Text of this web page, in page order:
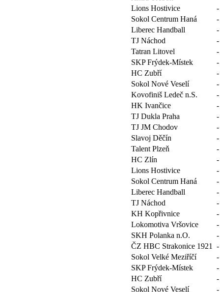
Lions Hostivice
Sokol Centrum Haná
Liberec Handball
TJ Náchod
Tatran Litovel
SKP Frýdek-Místek
HC Zubří
Sokol Nové Veselí
Kovofiniš Ledeč n.S.
HK Ivančice
TJ Dukla Praha
TJ JM Chodov
Slavoj Děčín
Talent Plzeň
HC Zlín
Lions Hostivice
Sokol Centrum Haná
Liberec Handball
TJ Náchod
KH Kopřivnice
Lokomotiva Vršovice
SKH Polanka n.O.
ČZ HBC Strakonice 1921
Sokol Velké Meziříčí
SKP Frýdek-Místek
HC Zubří
Sokol Nové Veselí